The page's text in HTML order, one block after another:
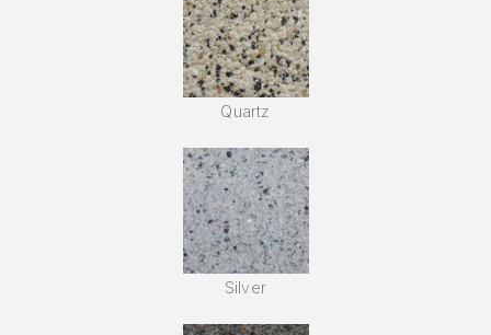
Quartz
Silver